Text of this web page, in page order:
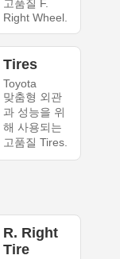
고품질 F.
Right Wheel.
Tires
Toyota
맞춤형 외관
과 성능을 위
해 사용되는
고품질 Tires.
R. Right
Tire